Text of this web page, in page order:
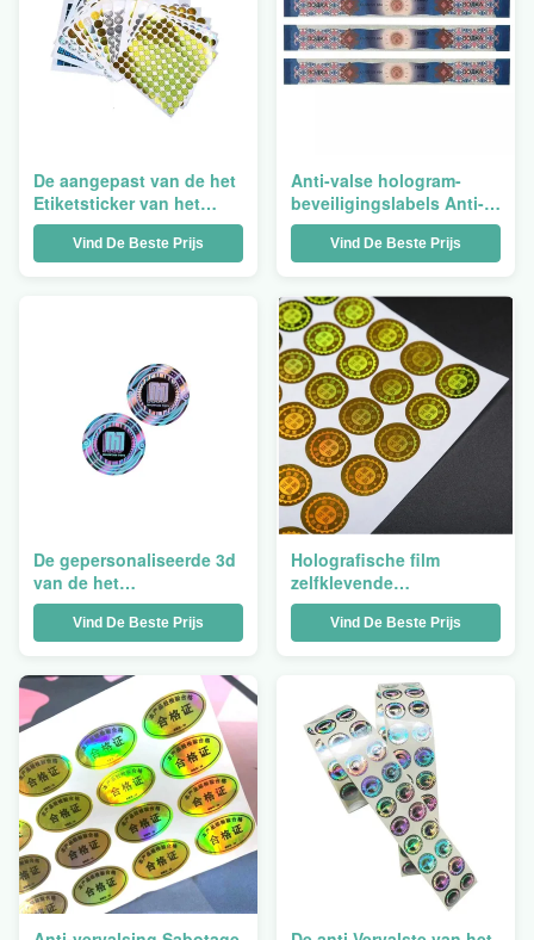
De aangepast van de het
Etiketsticker van het
HUISDIERENhologram
Divers Beschikbare Vorm
Vind De Beste Prijs
Anti-valse hologram-
beveiligingslabels Anti-
vervalsingsoplossingen
Technologie
Vind De Beste Prijs
De gepersonaliseerde 3d
van de het
Etiketverbinding van de
Hologramsticker van de
Waterdichte Nietige
Veiligheid
Vind De Beste Prijs
Holografische film
zelfklevende
verzendetiketten,
waterdichte
Vind De Beste Prijs